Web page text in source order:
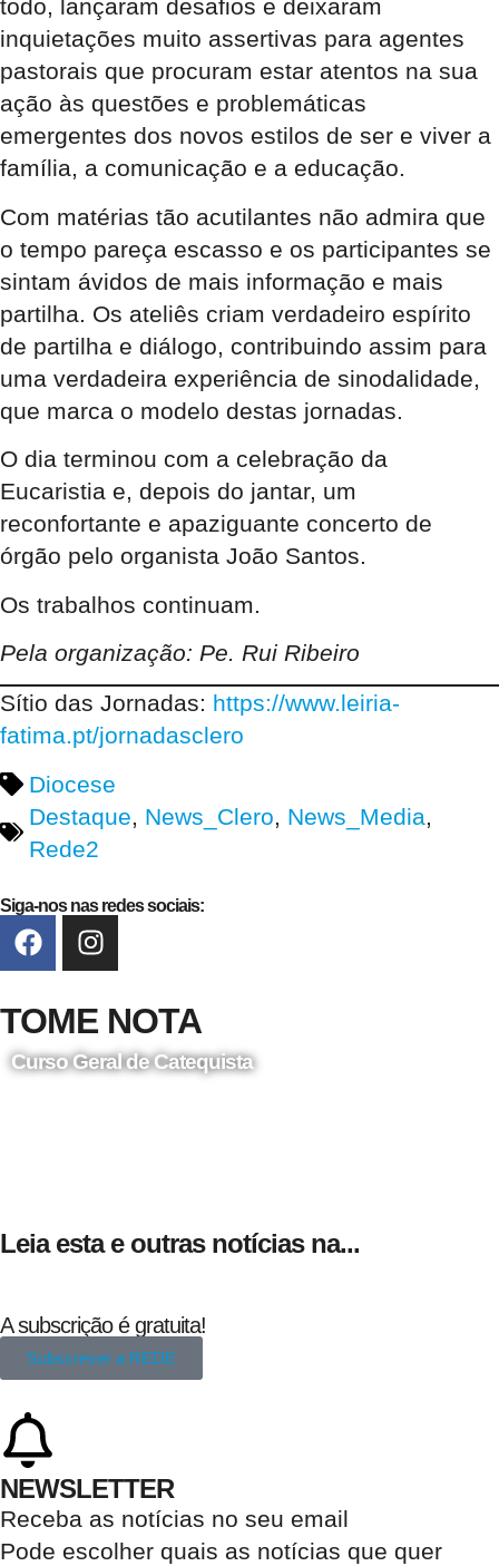
todo, lançaram desafios e deixaram
inquietações muito assertivas para agentes
pastorais que procuram estar atentos na sua
ação às questões e problemáticas
emergentes dos novos estilos de ser e viver a
família, a comunicação e a educação.
Com matérias tão acutilantes não admira que
o tempo pareça escasso e os participantes se
sintam ávidos de mais informação e mais
partilha. Os ateliês criam verdadeiro espírito
de partilha e diálogo, contribuindo assim para
uma verdadeira experiência de sinodalidade,
que marca o modelo destas jornadas.
O dia terminou com a celebração da
Eucaristia e, depois do jantar, um
reconfortante e apaziguante concerto de
órgão pelo organista João Santos.
Os trabalhos continuam.
Pela organização: Pe. Rui Ribeiro
Sítio das Jornadas: https://www.leiria-
fatima.pt/jornadasclero
Diocese
Destaque, News_Clero, News_Media,
Rede2
Siga-nos nas redes sociais:
TOME NOTA
Curso Geral de Catequista
Leia esta e outras notícias na...
A subscrição é gratuita!
Subscrever a REDE
NEWSLETTER
Receba as notícias no seu email​
Pode escolher quais as notícias que quer